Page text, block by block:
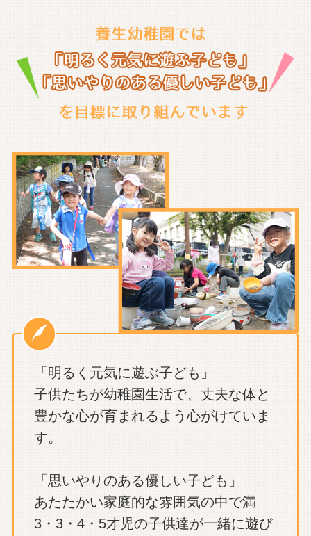
「明るく元気に遊ぶ子ども」
子供たちが幼稚園生活で、丈夫な体と
豊かな心が育まれるよう心がけていま
す。
「思いやりのある優しい子ども」
あたたかい家庭的な雰囲気の中で満
3・3・4・5才児の子供達が一緒に遊び